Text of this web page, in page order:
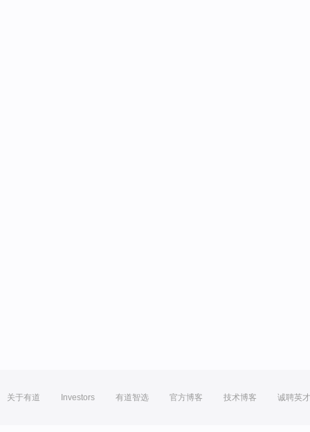
关于有道 Investors 有道智选 官方博客 技术博客 诚聘英才